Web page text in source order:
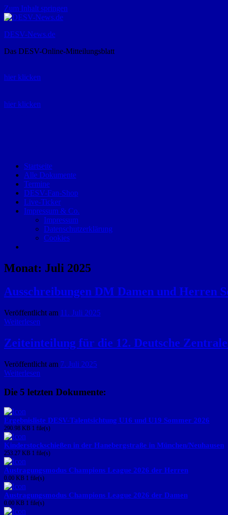
Zum Inhalt springen
DESV-News.de
Das DESV-Online-Mitteilungsblatt
hier klicken
hier klicken
Startseite
Alle Dokumente
Termine
DESV-Fan-Shop
Live-Ticker
Impressum & Co.
Impressum
Datenschutzerklärung
Cookies
Monat: Juli 2025
Ausschreibungen DM Damen und Herren
Veröffentlicht am 11. Juli 2025
Weiterlesen
Zeiteinteilung für die 12. Deutsche
Veröffentlicht am 7. Juli 2025
Weiterlesen
Die 5 letzten Dokumente:
Ergebnisliste DESV-Talentsichtung U16 und U19 Sommer 2026
290.98 KB 1 file(s)
Kinderstockschießen in der Hanebergstraße in München/Neuhausen
253.27 KB 1 file(s)
Austragungsmodus Champions League 2026 der Herren
0.00 KB 1 file(s)
Austragungsmodus Champions League 2026 der Damen
0.00 KB 1 file(s)